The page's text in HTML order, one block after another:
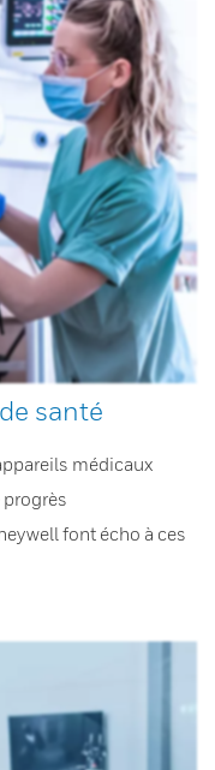
santé
médicaux
font écho à ces